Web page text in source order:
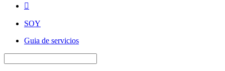

SOY
Guia de servicios